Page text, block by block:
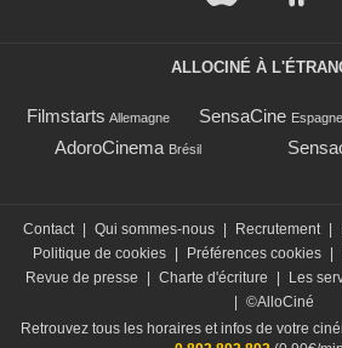
ALLOCINÉ À
Filmstarts Allemagne SensaCine Espagne
AdoroCinema Brésil
Contact Qui sommes-nous Recrutement
Politique de cookies
Préférences cookies
Revue de presse
Charte d'écriture Les
©AlloCiné
Retrouvez tous les horaires et infos de votre